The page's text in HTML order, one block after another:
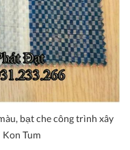
bạt che công trình xây
Tum